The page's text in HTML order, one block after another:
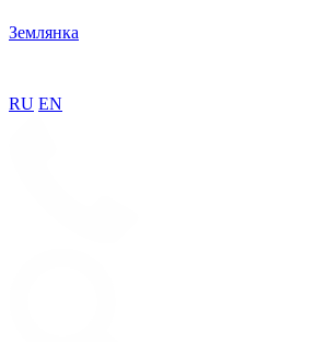
Землянка
RU EN